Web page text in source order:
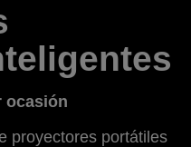
ocasión
proyectores portátiles